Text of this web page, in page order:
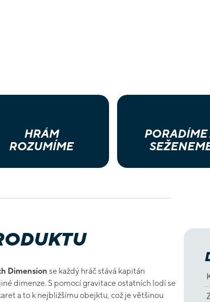
HRÁM
ROZUMÍME
PORADÍME
Dimension se každý hráč stává kapitán
dimenze. S pomocí gravitace ostatních lodí se
a to k nejbližšímu obejktu, což je většinou